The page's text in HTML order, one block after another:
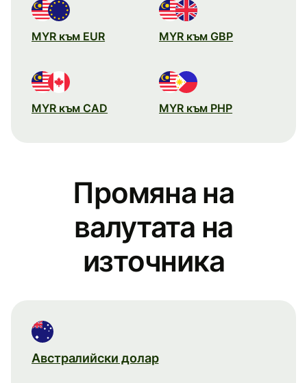
MYR към EUR MYR към GBP
MYR към CAD MYR към PHP
Промяна на
валутата на
източника
Австралийски долар